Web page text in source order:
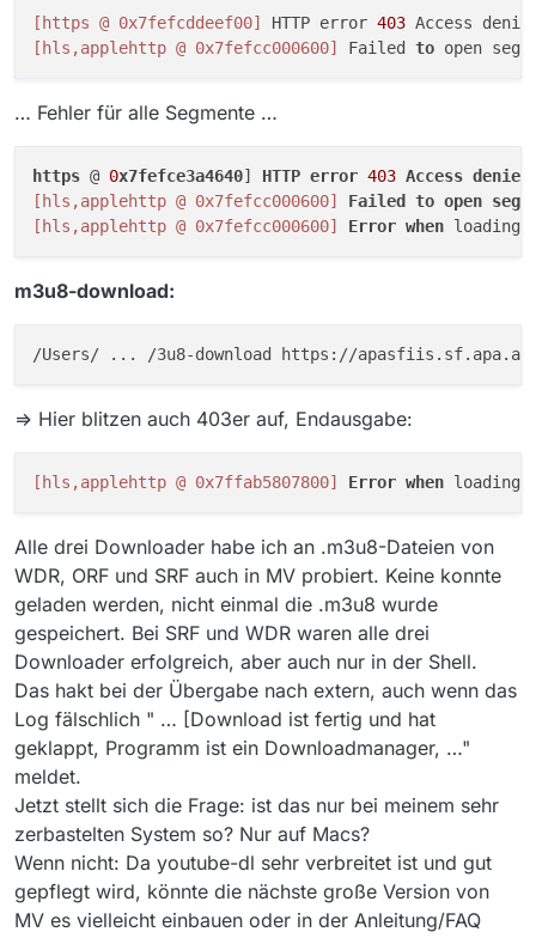
[https @ 0x7fefcddeef00] HTTP error 403
[hls,applehttp @ 0x7fefcc000600]
Failed to open
… Fehler für alle Segmente …
https @ 0x7fefce3a4640] HTTP error 403 Access denied
[hls,applehttp @ 0x7fefcc000600]
Failed to open
[hls,applehttp @ 0x7fefcc000600]
Error when loading
m3u8-download:
/Users/ ... /3u8-download https://apasfiis.sf.apa.at/ipad/
=> Hier blitzen auch 403er auf, Endausgabe:
[hls,applehttp @ 0x7ffab5807800] Error when loading
Alle drei Downloader habe ich an .m3u8-Dateien von
WDR, ORF und SRF auch in MV probiert. Keine konnte
geladen werden, nicht einmal die .m3u8 wurde
gespeichert. Bei SRF und WDR waren alle drei
Downloader erfolgreich, aber auch nur in der Shell.
Das hakt bei der Übergabe nach extern, auch wenn das
Log fälschlich " … [Download ist fertig und hat
geklappt, Programm ist ein Downloadmanager, …"
meldet.
Jetzt stellt sich die Frage: ist das nur bei meinem sehr
zerbastelten System so? Nur auf Macs?
Wenn nicht: Da youtube-dl sehr verbreitet ist und gut
gepflegt wird, könnte die nächste große Version von
MV es vielleicht einbauen oder in der Anleitung/FAQ